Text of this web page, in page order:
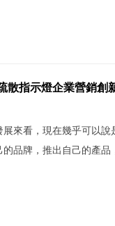
散指示燈企業營銷創
來看，現在幾乎可以
的品牌，推出自己的產
，疲于應對，導致整個行